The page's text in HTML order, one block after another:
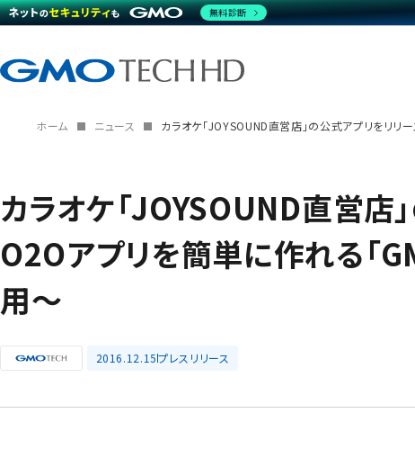
ホーム ニュース カラオケ「JOYSOUND直営店」の公式アプリをリリ
カラオケ「JOYSOUND直営店
O2Oアプリを簡単に作れる「
用～
2016.12.15プレスリリース
無料診断